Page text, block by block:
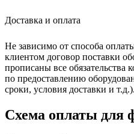
Доставка и оплата
Не зависимо от способа
клиентом договор поставки
прописаны все
по предоставлению
сроки, условия доставки и т.д.).
Схема оплаты для